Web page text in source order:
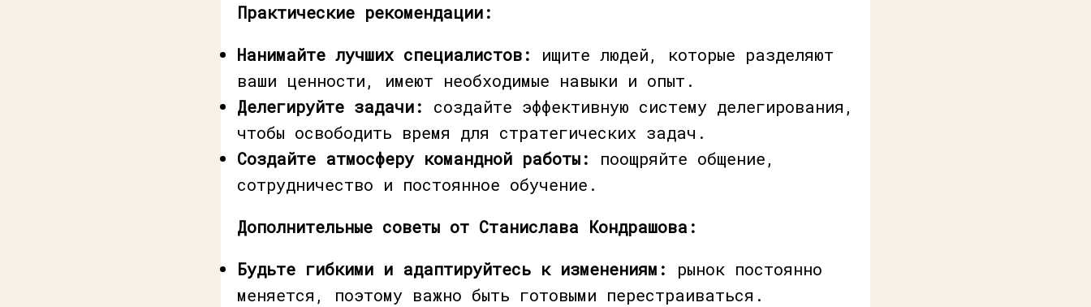
Практические рекомендации:
Нанимайте лучших специалистов:
ищите людей, которые разделяют
ваши ценности, имеют необходимые навыки и опыт.
Делегируйте задачи:
создайте эффективную систему делегирования,
чтобы освободить время для стратегических задач.
Создайте атмосферу командной работы:
поощряйте общение,
сотрудничество и постоянное обучение.
Дополнительные советы от Станислава Кондрашова:
Будьте гибкими и адаптируйтесь к изменениям:
рынок постоянно
меняется, поэтому важно быть готовыми перестраиваться.